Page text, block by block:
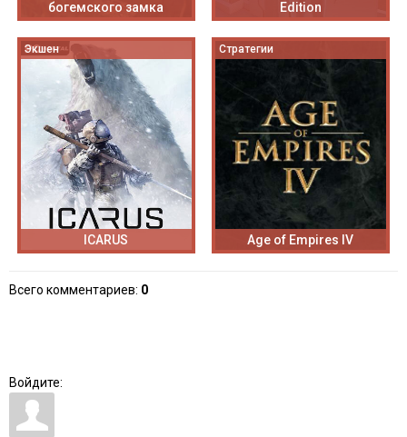
богемского замка
Edition
Экшен
ICARUS
Стратегии
Age of Empires IV
Всего комментариев: 0
Войдите: